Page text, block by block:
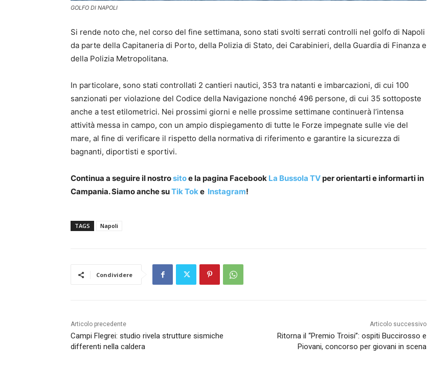
GOLFO DI NAPOLI
Si rende noto che, nel corso del fine settimana, sono stati svolti serrati controlli nel golfo di Napoli
da parte della Capitaneria di Porto, della Polizia di Stato, dei Carabinieri, della Guardia di Finanza e
della Polizia Metropolitana.
In particolare, sono stati controllati 2 cantieri nautici, 353 tra natanti e imbarcazioni, di cui 100
sanzionati per violazione del Codice della Navigazione nonché 496 persone, di cui 35 sottoposte
anche a test etilometrici. Nei prossimi giorni e nelle prossime settimane continuerà l’intensa
attività messa in campo, con un ampio dispiegamento di tutte le Forze impegnate sulle vie del
mare, al fine di verificare il rispetto della normativa di riferimento e garantire la sicurezza di
bagnanti, diportisti e sportivi.
Continua a seguire il nostrositoe la pagina Facebook La Bussola TVper orientarti e informarti in
Campania. Siamo anche suTik Toke Instagram!
TAGS Napoli
Condividere
Articolo precedente
Campi Flegrei: studio rivela strutture sismiche
differenti nella caldera
Articolo successivo
Ritorna il “Premio Troisi”: ospiti Buccirosso e
Piovani, concorso per giovani in scena